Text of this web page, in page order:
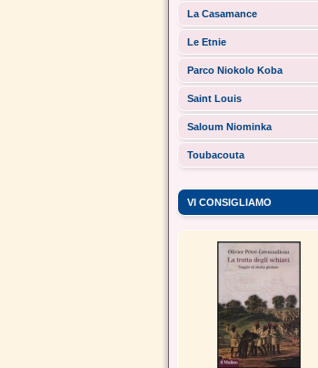
La Casamance
Le Etnie
Parco Niokolo Koba
Saint Louis
Saloum Niominka
Toubacouta
VI CONSIGLIAMO